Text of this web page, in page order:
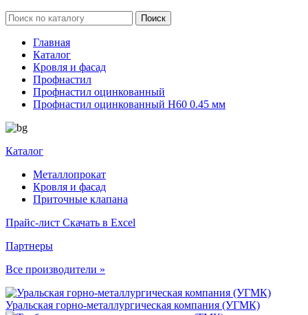
Главная
Каталог
Кровля и фасад
Профнастил
Профнастил оцинкованный
Профнастил оцинкованный Н60 0.45 мм
Каталог
Металлопрокат
Кровля и фасад
Приточные клапана
Прайс-лист Скачать в Excel
Партнеры
Все производители »
Уральская горно-металлургическая компания (УГМК)